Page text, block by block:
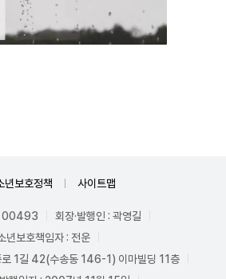
년보호정책 사이트맵
00493
회장·발행인 : 곽영길
년보호책임자 : 전운
로 1길 42(수송동 146-1) 이마빌딩 11층